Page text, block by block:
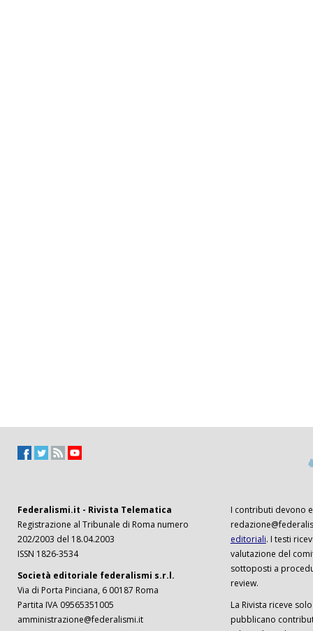
Federalismi.it - Rivista Telematica
Registrazione al Tribunale di Roma numero
202/2003 del 18.04.2003
ISSN 1826-3534
Società editoriale federalismi s.r.l.
Via di Porta Pinciana, 6 00187 Roma
Partita IVA 09565351005
amministrazione@federalismi.it
I contributi devono
editoriali. I testi
valutazione del
sottoposti a
review.
La Rivista riceve
pubblicano